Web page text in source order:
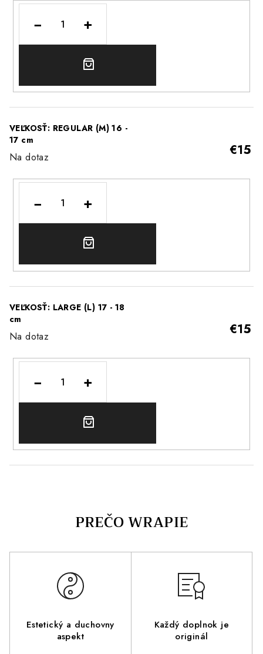
Estetický a duchovny
aspekt
Každý doplnok je
originál
+
−
DO
VEĽKOSŤ: REGULAR (M) 16 -
17 cm
Na dotaz €15
+
−
DO
VEĽKOSŤ: LARGE (L) 17 - 18
cm
Na dotaz €15
+
−
DO